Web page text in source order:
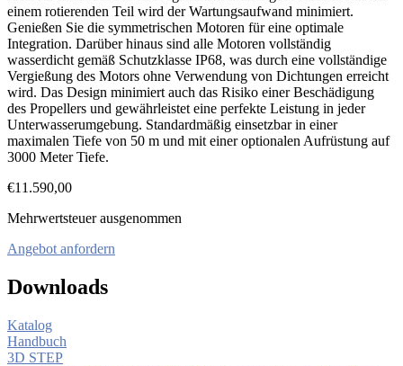
einem rotierenden Teil wird der Wartungsaufwand minimiert.
Genießen Sie die symmetrischen Motoren für eine optimale
Integration. Darüber hinaus sind alle Motoren vollständig
wasserdicht gemäß Schutzklasse IP68, was durch eine vollständige
Vergießung des Motors ohne Verwendung von Dichtungen erreicht
wird. Das Design minimiert auch das Risiko einer Beschädigung
des Propellers und gewährleistet eine perfekte Leistung in jeder
Unterwasserumgebung. Standardmäßig einsetzbar in einer
maximalen Tiefe von 50 m und mit einer optionalen Aufrüstung auf
3000 Meter Tiefe.
€11.590,00
Mehrwertsteuer ausgenommen
Angebot anfordern
Downloads
Katalog
Handbuch
3D STEP